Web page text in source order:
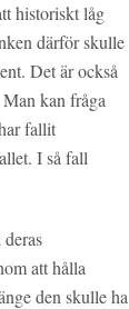
historiskt låg
därför skulle
Det är också
kan fråga
fallit
I så fall
att hålla
den skulle ha